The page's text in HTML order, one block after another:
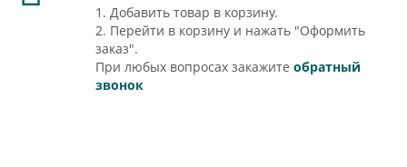
1. Добавить товар в корзину.
2. Перейти в корзину и нажать "Оформить
заказ".
При любых вопросах закажите обратный
звонок